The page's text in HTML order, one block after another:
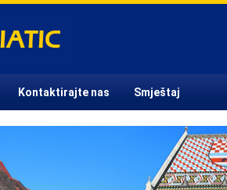
Kontaktirajte nas Smještaj